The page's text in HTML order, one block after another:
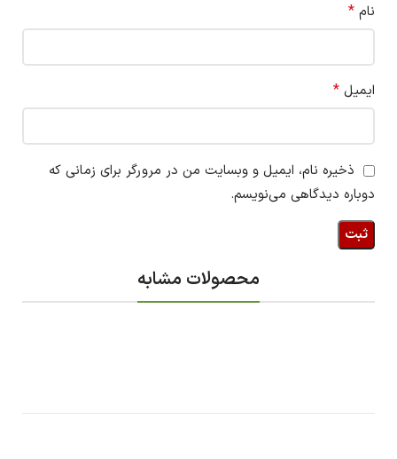
نام *
ایمیل *
ذخیره نام، ایمیل و وبسایت من در مرورگر برای زمانی که
دوباره دیدگاهی می‌نویسم.
محصولات مشابه